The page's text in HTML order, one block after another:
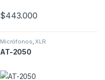
$443.000
Micrófonos,XLR
AT-2050